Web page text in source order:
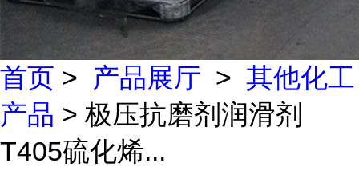
首页 > 产品展厅 > 其他化工
产品 > 极压抗磨剂润滑剂
T405硫化烯...